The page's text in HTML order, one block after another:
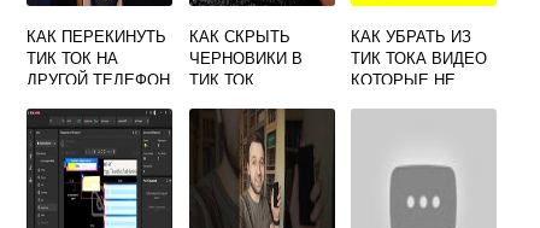
КАК ПЕРЕКИНУТЬ
ТИК ТОК НА
ДРУГОЙ ТЕЛЕФОН
КАК СКРЫТЬ
ЧЕРНОВИКИ В
ТИК ТОК
КАК УБРАТЬ ИЗ
ТИК ТОКА ВИДЕО
КОТОРЫЕ НЕ